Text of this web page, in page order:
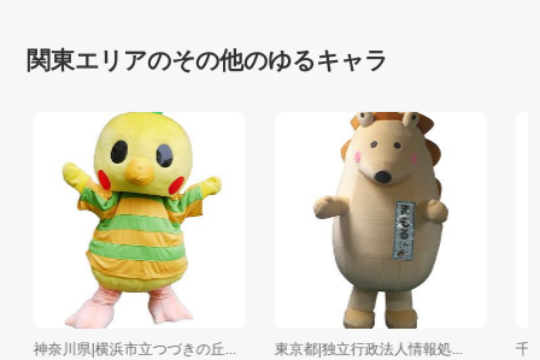
関東エリアのその他のゆるキャラ
神奈川県|横浜市立つづきの丘... 東京都|独立行政法人情報処... 千